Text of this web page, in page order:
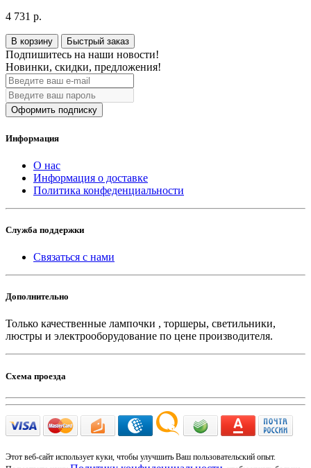
4 731 р.
В корзину Быстрый заказ
Подпишитесь на наши новости!
Новинки, скидки, предложения!
Оформить подписку
Информация
О нас
Информация о доставке
Политика конфеденциальности
Служба поддержки
Связаться с нами
Дополнительно
Только качественные лампочки , торшеры, светильники,
люстры и электрооборудование по цене производителя.
Схема проезда
Этот веб-сайт использует куки, чтобы улучшить Ваш пользовательский опыт.